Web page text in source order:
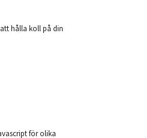
hålla koll på din
för olika